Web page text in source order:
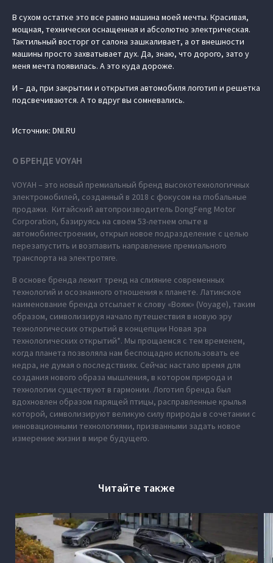
В сухом остатке это все равно машина моей мечты. Красивая,
мощная, технически оснащенная и абсолютно электрическая.
Тактильный восторг от салона зашкаливает, а от внешности
машины просто захватывает дух. Да, знаю, что дорого, зато у
меня мечта появилась. А это куда дороже.
И – да, при закрытии и открытия автомобиля логотип и решетка
подсвечиваются. А то вдруг вы сомневались.
Источник: DNI.RU
О БРЕНДЕ VOYAH
VOYAH – это новый премиальный бренд высокотехнологичных
электромобилей, созданный в 2018 с фокусом на глобальные
продажи. Китайский автопроизводитель DongFeng Motor
Corporation, базируясь на своем 53-летнем опыте в
автомобилестроении, открыл новое подразделение с целью
перезапустить и возглавить направление премиального
транспорта на электротяге.
В основе бренда лежит тренд на слияние современных
технологий и осознанного отношения к планете. Латинское
наименование бренда отсылает к слову «Вояж» (Voyage), таким
образом, символизируя начало путешествия в новую эру
технологических открытий в концепции Новая эра
технологических открытий*. Мы прощаемся с тем временем,
когда планета позволяла нам беспощадно использовать ее
недра, не думая о последствиях. Сейчас настало время для
создания нового образа мышления, в котором природа и
технологии существуют в гармонии. Логотип бренда был
вдохновлен образом парящей птицы, расправленные крылья
которой, символизируют великую силу природы в сочетании с
инновационными технологиями, призванными задать новое
измерение жизни в мире будущего.
Читайте также